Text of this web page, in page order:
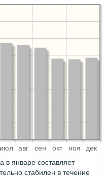
июл авг сен окт ноя дек
в январе составляет
стабилен в течение